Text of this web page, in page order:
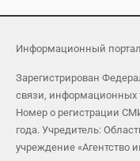
Информационный
Зарегистрирован
связи, информационных
Номер о регистрации
года. Учредитель:
учреждение